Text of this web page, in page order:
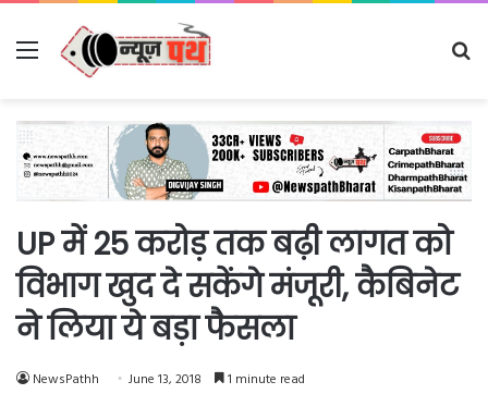
Menu
UP में 25 करोड़ तक बढ़ी लागत को
विभाग खुद दे सकेंगे मंजूरी, कैबिनेट
ने लिया ये बड़ा फैसला
NewsPathh June 13, 2018 1 minute read